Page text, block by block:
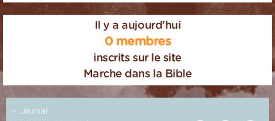
Il y a aujourd'hui
0 membres
inscrits sur le site
Marche dans la Bible
Journal